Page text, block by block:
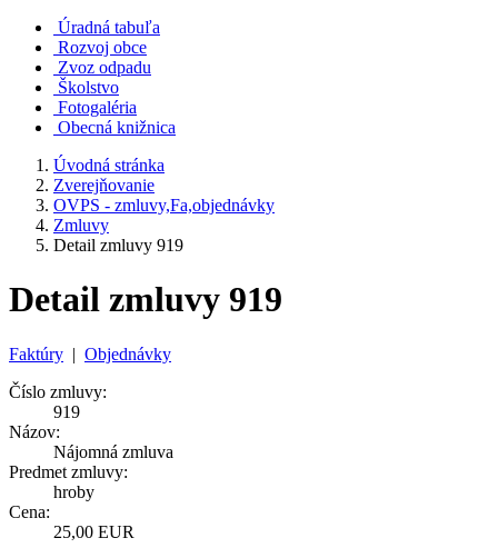
Úradná tabuľa
Rozvoj obce
Zvoz odpadu
Školstvo
Fotogaléria
Obecná knižnica
Úvodná stránka
Zverejňovanie
OVPS - zmluvy,Fa,objednávky
Zmluvy
Detail zmluvy 919
Detail zmluvy 919
Faktúry | Objednávky
Číslo zmluvy:
919
Názov:
Nájomná zmluva
Predmet zmluvy:
hroby
Cena:
25,00 EUR